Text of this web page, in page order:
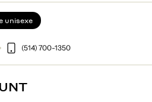
unisexe
(514) 700-1350